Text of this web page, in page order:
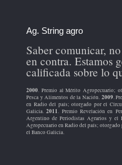
Ag. String agro
Saber comunicar,
en contra. Estamos
calificada sobre lo
2000. Premio al Mérito Agropecuario;
Pesca y Alimentos de la Nación. 2009.
en Radio del país; otorgado por el
Galicia.2011. Premio Revelación en
Argentino de Periodistas Agrarios y el
Agropecuario en Radio del país;
el Banco Galicia.